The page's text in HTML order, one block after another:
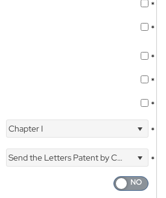
*
*
*
*
*
Chapter I *
Send the Letters Patent by Courier
*